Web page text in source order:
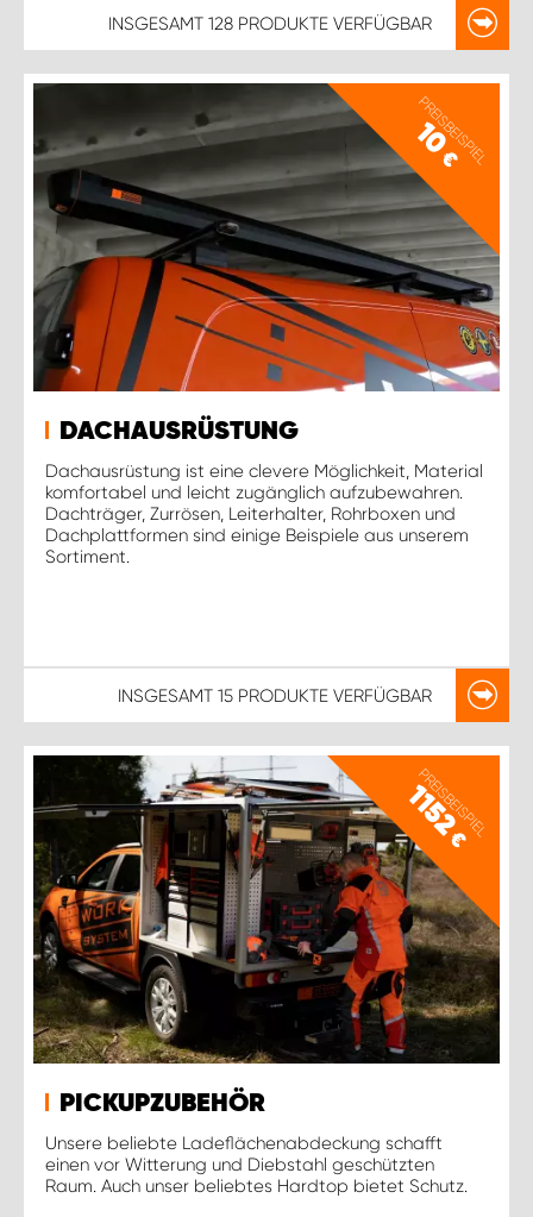
INSGESAMT 128 PRODUKTE VERFÜGBAR
PREISBEISPIEL
10
€
DACHAUSRÜSTUNG
Dachausrüstung ist eine clevere Möglichkeit, Material
komfortabel und leicht zugänglich aufzubewahren.
Dachträger, Zurrösen, Leiterhalter, Rohrboxen und
Dachplattformen sind einige Beispiele aus unserem
Sortiment.
INSGESAMT 15 PRODUKTE VERFÜGBAR
PREISBEISPIEL
1152
€
PICKUPZUBEHÖR
Unsere beliebte Ladeflächenabdeckung schafft
einen vor Witterung und Diebstahl geschützten
Raum. Auch unser beliebtes Hardtop bietet Schutz.